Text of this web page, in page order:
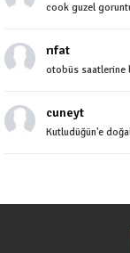
cook guzel
rıfat
otobüs saatlerine
cuneyt
Kutludüğün'e